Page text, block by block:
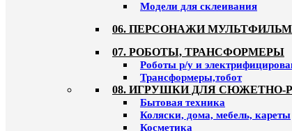
Модели для склеивания
06. ПЕРСОНАЖИ
07. РОБОТЫ, ТРАНСФОРМЕРЫ
Роботы р/у и
Трансформеры,тобот
08. ИГРУШКИ ДЛЯ СЮЖЕТНО-
Бытовая техника
Коляски, дома, мебель, кареты
Косметика